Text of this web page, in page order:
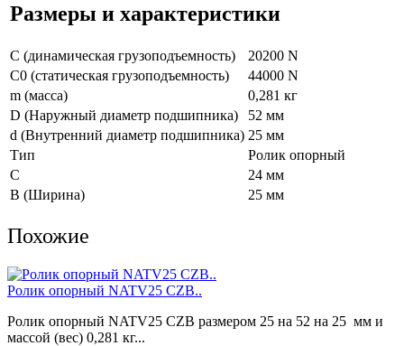
Размеры и характеристики
C (динамическая грузоподъемность)
20200 N
C0 (статическая грузоподъемность)
44000 N
m (масса)
0,281 кг
D (Наружный диаметр подшипника)
52 мм
d (Внутренний диаметр подшипника) 25 мм
Тип
Ролик опорный
C
24 мм
B (Ширина)
25 мм
Похожие
Ролик опорный NATV25 CZB..
Ролик опорный NATV25 CZB размером 25 на 52 на 25 мм и
массой (вес) 0,281 кг...